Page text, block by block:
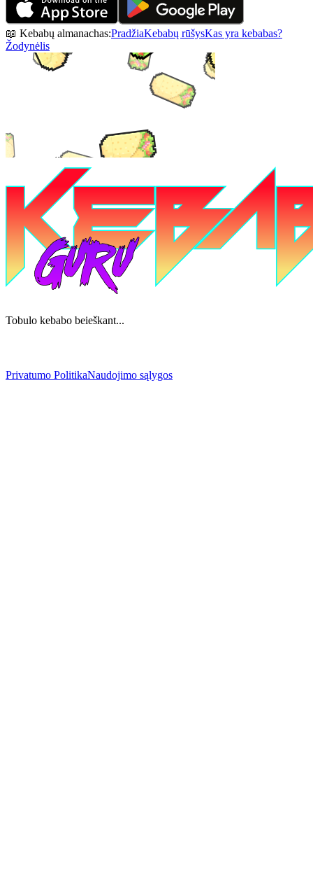
📖 Kebabų almanachas:PradžiaKebabų rūšysKas yra kebabas?
Žodynėlis
Tobulo kebabo beieškant...
Privatumo PolitikaNaudojimo sąlygos